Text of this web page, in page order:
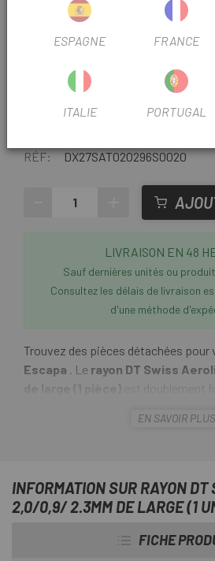
236mm
204mm
RÉF: DX27SAT020296S0020
LIVRAISON EN 48
Sauf dernières unités ou
Consultez les délais de livraison
d'une méthode
Trouvez des pièces détachées pour
Escapa . Le rayon DT Swiss
de large (1 pièce) est doublement
inoxydable les plus légers. La
mécaniques. Des rayons de course
EN SAVOIR PLUS
INFORMATION SUR RAYON
2,0/0,9/ 2.3MM DE LARGE (1
FICHE
ESPAGNE FRANCE
ITALIE PORTUGAL